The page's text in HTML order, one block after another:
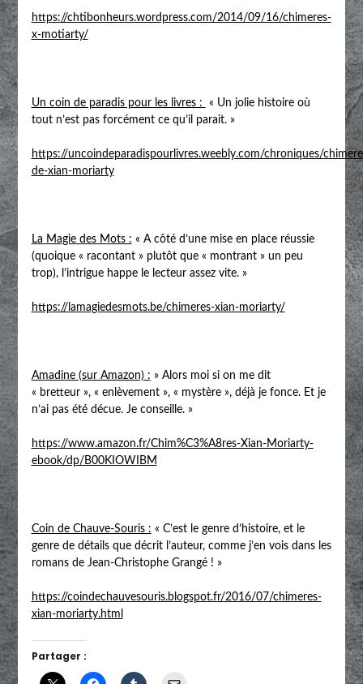
https://chtibonheurs.wordpress.com/2014/09/16/chimeres-
x-motiarty/
Un coin de paradis pour les livres :
« Un jolie histoire où
tout n’est pas forcément ce qu’il parait. »
https://uncoindeparadispourlivres.weebly.com/chroniques/
de-xian-moriarty
La Magie des Mots : « A côté d’une mise en place réussie
(quoique « racontant » plutôt que « montrant » un peu
trop), l’intrigue happe le lecteur assez vite. »
https://lamagiedesmots.be/chimeres-xian-moriarty/
Amadine (sur Amazon) : » Alors moi si on me dit
« bretteur », « enlèvement », « mystère », déjà je fonce. Et je
n’ai pas été décue. Je conseille. »
https://www.amazon.fr/Chim%C3%A8res-Xian-Moriarty-
ebook/dp/B00KIOWIBM
Coin de Chauve-Souris : « C’est le genre d’histoire, et le
genre de détails que décrit l’auteur, comme j’en vois dans les
romans de Jean-Christophe Grangé ! »
https://coindechauvesouris.blogspot.fr/2016/07/chimeres-
xian-moriarty.html
Partager :